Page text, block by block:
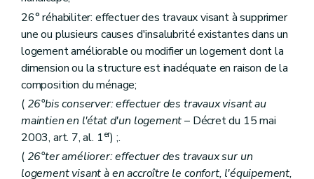
Art. 155
Art. 156
Art. 157
Sous-section 6 Du directeur-gérant
Art. 158
Art. 158
Art. 158ter
Sous-section 7 Du personnel
Art. 159
Sous-section 8
Art. 159
Art. 160
Art. 161
26° réhabiliter: effectuer des travaux visant à supprimer
une ou plusieurs causes d'insalubrité existantes dans un
logement améliorable ou modifier un logement dont la
dimension ou la structure est inadéquate en raison de la
composition du ménage;
( 26°bis conserver: effectuer des travaux visant au
maintien en l'état d'un logement– Décret du 15 mai
2003, art. 7, al. 1er) ;.
( 26°ter améliorer: effectuer des travaux sur un
logement visant à en accroître le confort, l'équipement,